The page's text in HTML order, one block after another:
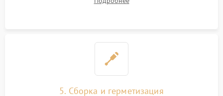
дорожек. Очистка контактов и замена поврежденной
5. Сборка и герметизация